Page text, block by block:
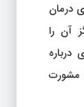
درمان
آن را
مشورت